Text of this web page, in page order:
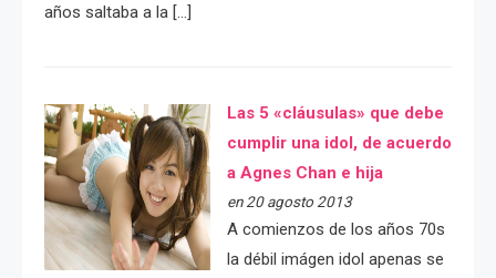
años saltaba a la […]
Las 5 «cláusulas» que debe
cumplir una idol, de acuerdo
a Agnes Chan e hija
en 20 agosto 2013
A comienzos de los años 70s
la débil imágen idol apenas se